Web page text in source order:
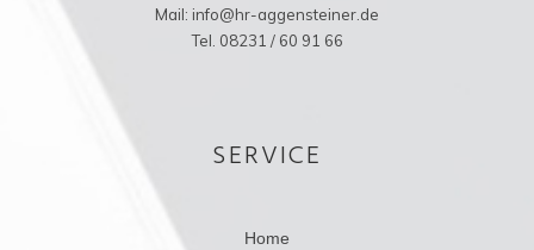
Mail: info@hr-aggensteiner.de
Tel. 08231 / 60 91 66
SERVICE
Home